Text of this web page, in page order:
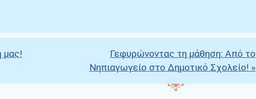
μας!
Γεφυρώνοντας τη μάθηση: Από το
Νηπιαγωγείο στο Δημοτικό Σχολείο! »